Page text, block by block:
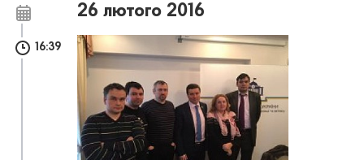
26 лютого 2016
16:39